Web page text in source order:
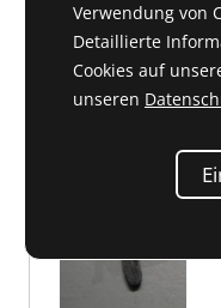
Sprengring 1,6
188 994 02 34
Verwendung von
Detaillierte
Cookies auf
unseren